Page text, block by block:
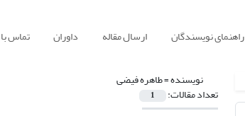
راهنمای نویسندگان ارسال مقاله داوران تماس
نویسنده =طاهره فیضی
تعداد مقالات: 1